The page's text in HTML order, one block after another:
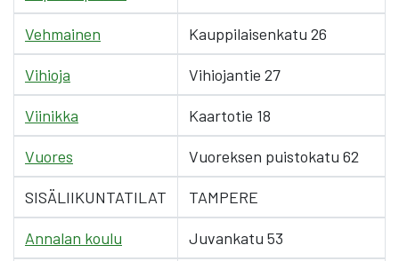
Vehmainen Kauppilaisenkatu 26
Vihioja Vihiojantie 27
Viinikka Kaartotie 18
Vuores Vuoreksen puistokatu 62
SISÄLIIKUNTATILAT TAMPERE
Annalan koulu Juvankatu 53